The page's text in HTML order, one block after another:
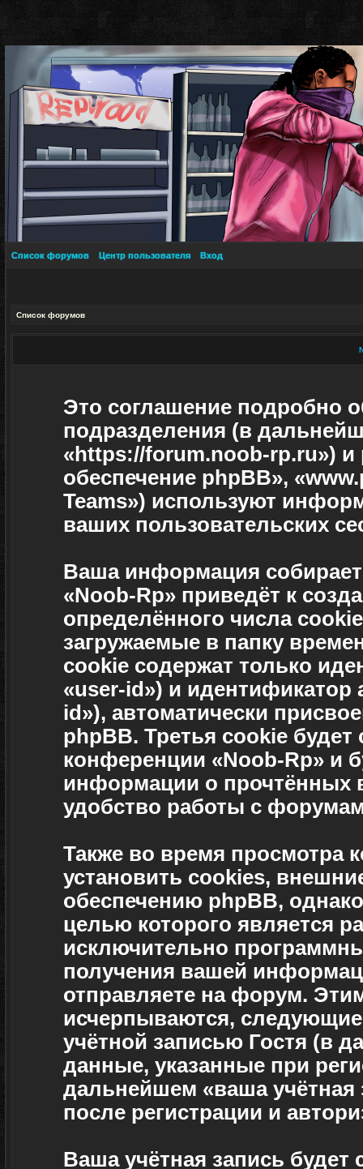
Список форумов Центр пользователя Вход
Список форумов
Это соглашение подробно
подразделения (в
«https://forum.noob-rp.ru»)
обеспечение phpBB»,
Teams») используют
ваших пользовательских
Ваша информация
«Noob-Rp» приведёт к
определённого числа
загружаемые в папку
cookie содержат только
«user-id») и
id»), автоматически
phpBB. Третья cookie
конференции «Noob-Rp» и
информации о прочтённых
удобство работы с
Также во время просмотра
установить cookies,
обеспечению phpBB,
целью которого является
исключительно
получения вашей
отправляете на форум.
исчерпываются,
учётной записью Гостя (в
данные, указанные при
дальнейшем «ваша
после регистрации и
Ваша учётная запись